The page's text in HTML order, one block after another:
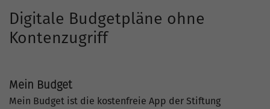
Digitale Budgetpläne ohne
Kontenzugriff
Mein Budget
Mein Budget ist die kostenfreie App der Stiftung